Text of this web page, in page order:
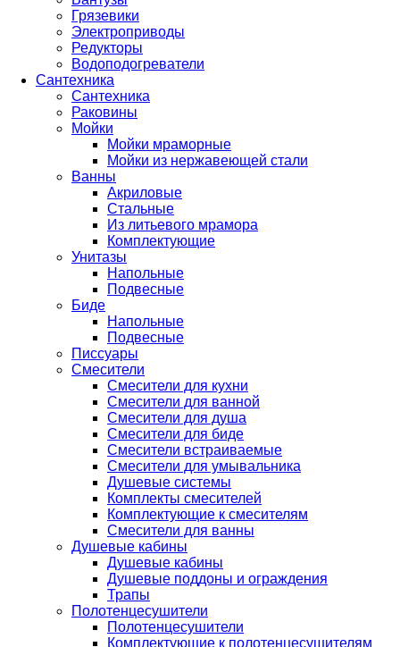
Грязевики
Электроприводы
Редукторы
Водоподогреватели
Сантехника
Сантехника
Раковины
Мойки
Мойки мраморные
Мойки из нержавеющей стали
Ванны
Акриловые
Стальные
Из литьевого мрамора
Комплектующие
Унитазы
Напольные
Подвесные
Биде
Напольные
Подвесные
Писсуары
Смесители
Смесители для кухни
Смесители для ванной
Смесители для душа
Смесители для биде
Смесители встраиваемые
Смесители для умывальника
Душевые системы
Комплекты смесителей
Комплектующие к смесителям
Смесители для ванны
Душевые кабины
Душевые кабины
Душевые поддоны и ограждения
Трапы
Полотенцесушители
Полотенцесушители
Комплектующие к полотенцесушителям